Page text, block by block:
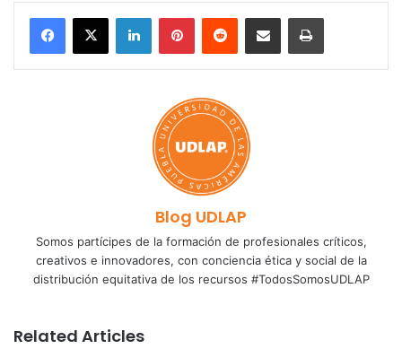
LinkedInPinterestReddit Share via Email Print
Blog UDLAP
Somos partícipes de la formación de profesionales críticos,
creativos e innovadores, con conciencia ética y social de la
distribución equitativa de los recursos #TodosSomosUDLAP
Related Articles